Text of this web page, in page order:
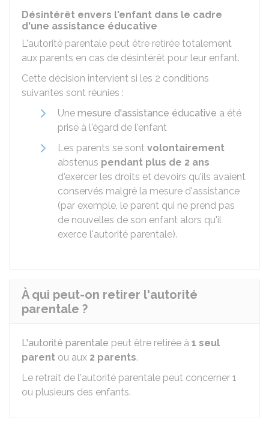
Désintérêt envers l'enfant dans le cadre
d'une assistance éducative
L'autorité parentale peut être retirée totalement
aux parents en cas de désintérêt pour leur enfant.
Cette décision intervient si les 2 conditions
suivantes sont réunies :
Une mesure d'assistance éducative a été
prise à l'égard de l'enfant
Les parents se sont volontairement
abstenus pendant plus de 2 ans
d'exercer les droits et devoirs qu'ils avaient
conservés malgré la mesure d'assistance
(par exemple, le parent qui ne prend pas
de nouvelles de son enfant alors qu'il
exerce l'autorité parentale).
À qui peut-on retirer l'autorité
parentale ?
L'autorité parentale peut être retirée à 1 seul
parent ou aux 2 parents.
Le retrait de l'autorité parentale peut concerner 1
ou plusieurs des enfants.